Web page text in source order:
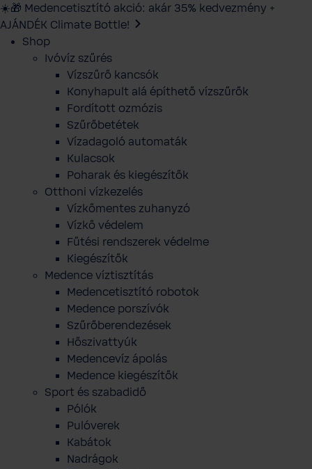
☀️🎁 Medencetisztító akció: akár 35% kedvezmény +
AJÁNDÉK Climate Bottle!
Shop
Ivóvíz szűrés
Vízszűrő kancsók
Konyhapult alá építhető vízszűrők
Fordított ozmózis
Szűrőbetétek
Vízadagoló automaták
Kulacsok
Poharak és kiegészítők
Otthoni vízkezelés
Vízkőmentes zuhanyzó
Vízkő védelem
Fűtési rendszerek védelme
Kiegészítők
Medence víztisztítás
Medencetisztító robotok
Medence porszívók
Szűrőberendezések
Hőszivattyúk
Medencevíz ápolás
Medence kiegészítők
Sport és szabadidő
Pólók
Pulóverek
Kabátok
Nadrágok